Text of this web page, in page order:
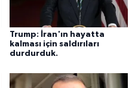
Trump: İran'ın hayatta
kalması için saldırıları
durdurduk.